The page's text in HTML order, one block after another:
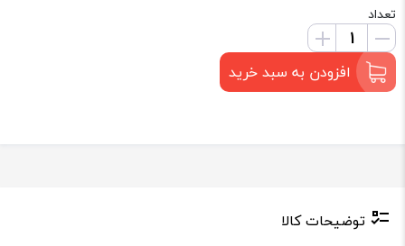
تعداد
افزودن به سبد خرید
توضیحات کالا